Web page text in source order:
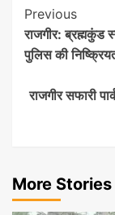
Post
Previous
राजगीर: ब्रह्मकुंड
पुलिस की
राजगीर सफारी
More Stories